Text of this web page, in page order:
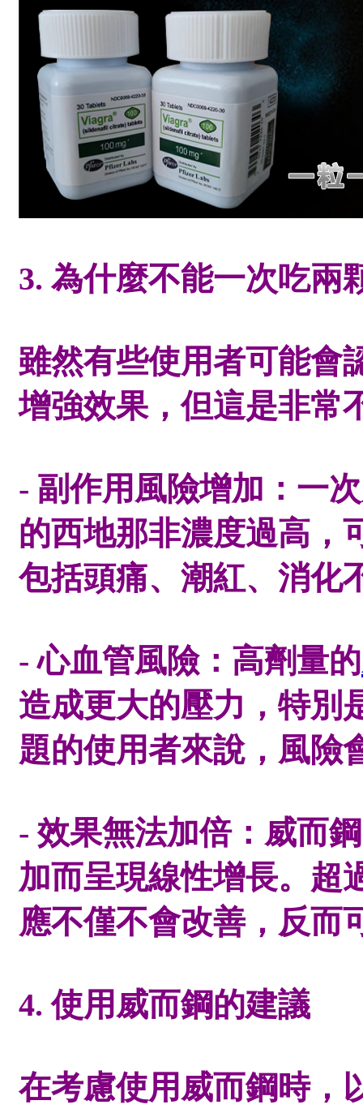
3. 為什麼不能一次吃兩
雖然有些使用者可能會
增強效果，但這是非常
- 副作用風險增加：一
的西地那非濃度過高，
包括頭痛、潮紅、消化
- 心血管風險：高劑量的
造成更大的壓力，特別
題的使用者來說，風險
- 效果無法加倍：威而
加而呈現線性增長。超
應不僅不會改善，反而
4. 使用威而鋼的建議
在考慮使用威而鋼時，